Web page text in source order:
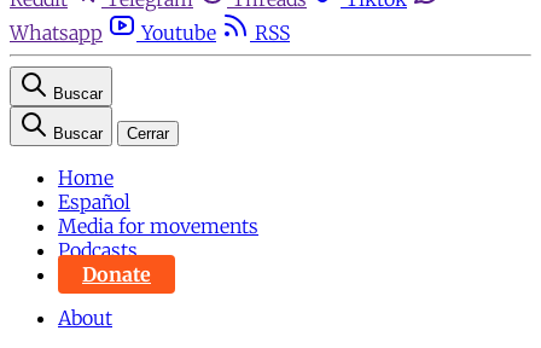
Whatsapp
Youtube RSS
Buscar
Buscar Cerrar
Home
Español
Media for movements
Podcasts
Donate
About